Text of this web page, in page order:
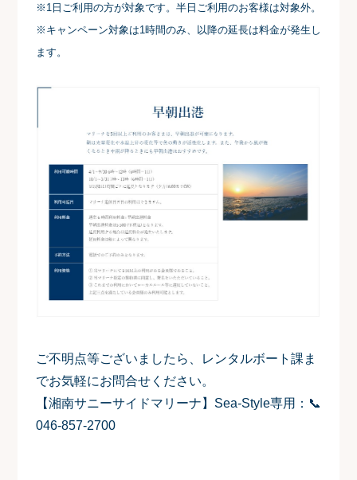
※1日ご利用の方が対象です。半日ご利用のお客様は対象外。
※キャンペーン対象は1時間のみ、以降の延長は料金が発生し
ます。
ご不明点等ございましたら、レンタルボート課ま
でお気軽にお問合せください。
【湘南サニーサイドマリーナ】Sea-Style専用：📞
046-857-2700